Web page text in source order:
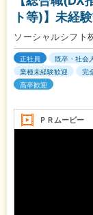
ト等)】未経
ソーシャルシフト
正社員 既卒・社会
業種未経験歓迎
完
高卒歓迎
ＰＲムービー